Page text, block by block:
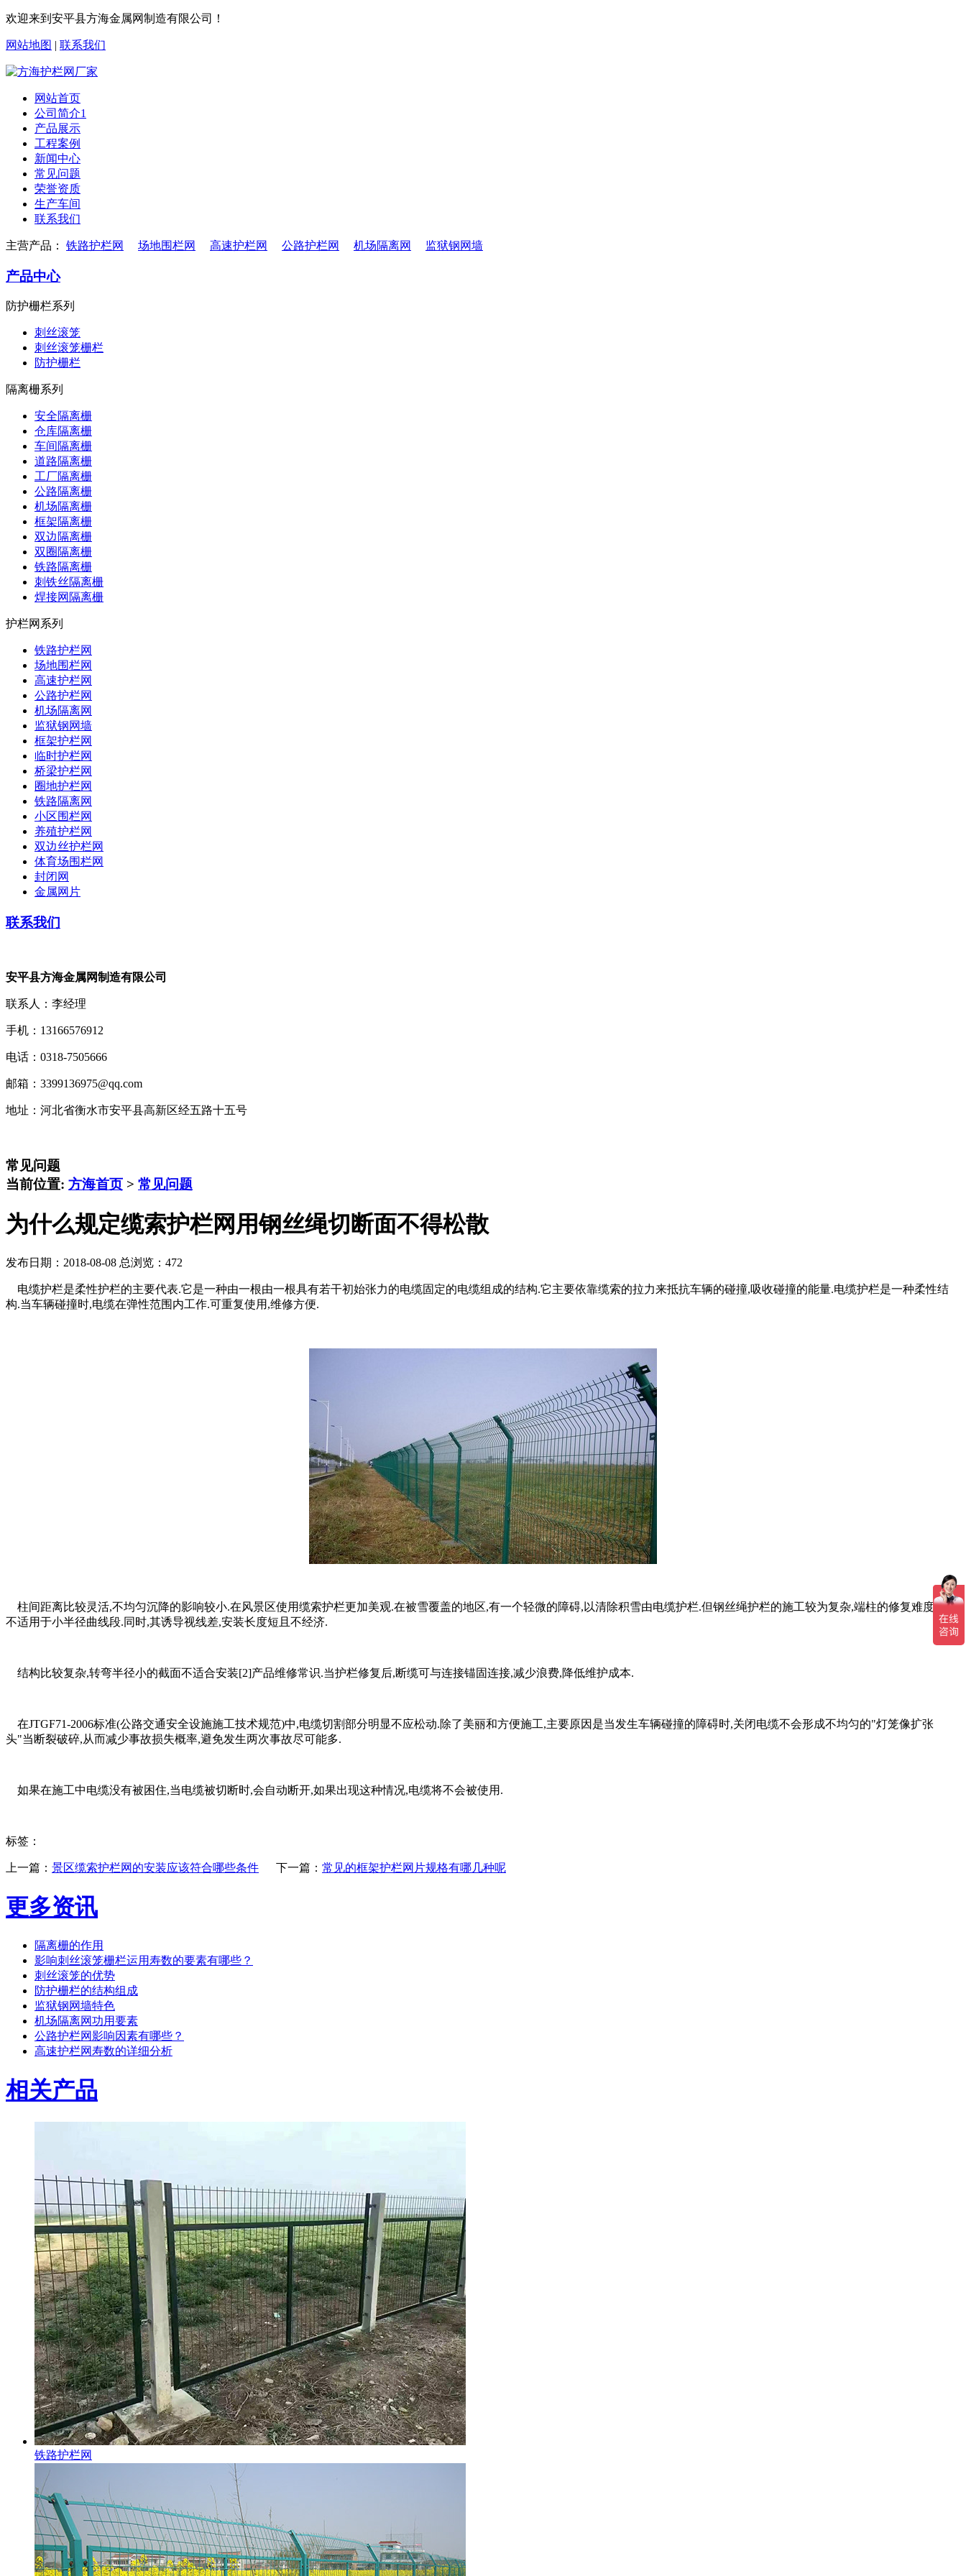
欢迎来到安平县方海金属网制造有限公司！
网站地图 | 联系我们
网站首页
公司简介1
产品展示
工程案例
新闻中心
常见问题
荣誉资质
生产车间
联系我们
主营产品： 铁路护栏网 场地围栏网 高速护栏网 公路护栏网 机场隔离网 监狱钢网墙
产品中心
防护栅栏系列
刺丝滚笼
刺丝滚笼栅栏
防护栅栏
隔离栅系列
安全隔离栅
仓库隔离栅
车间隔离栅
道路隔离栅
工厂隔离栅
公路隔离栅
机场隔离栅
框架隔离栅
双边隔离栅
双圈隔离栅
铁路隔离栅
刺铁丝隔离栅
焊接网隔离栅
护栏网系列
铁路护栏网
场地围栏网
高速护栏网
公路护栏网
机场隔离网
监狱钢网墙
框架护栏网
临时护栏网
桥梁护栏网
圈地护栏网
铁路隔离网
小区围栏网
养殖护栏网
双边丝护栏网
体育场围栏网
封闭网
金属网片
联系我们
安平县方海金属网制造有限公司
联系人：李经理
手机：13166576912
电话：0318-7505666
邮箱：3399136975@qq.com
地址：河北省衡水市安平县高新区经五路十五号
常见问题
当前位置: 方海首页 > 常见问题
为什么规定缆索护栏网用钢丝绳切断面不得松散
发布日期：2018-08-08 总浏览： 472
电缆护栏是柔性护栏的主要代表.它是一种由一根由一根具有若干初始张力的电缆固定的电缆组成的结构.它主要依靠缆索的拉力来抵抗车辆的碰撞,吸收碰撞的能量.电缆护栏是一种柔性结
构.当车辆碰撞时,电缆在弹性范围内工作.可重复使用,维修方便.
柱间距离比较灵活,不均匀沉降的影响较小.在风景区使用缆索护栏更加美观.在被雪覆盖的地区,有一个轻微的障碍,以清除积雪由电缆护栏.但钢丝绳护栏的施工较为复杂,端柱的修复难度较大.
不适用于小半径曲线段.同时,其诱导视线差,安装长度短且不经济.
结构比较复杂,转弯半径小的截面不适合安装[2]产品维修常识.当护栏修复后,断缆可与连接锚固连接,减少浪费,降低维护成本.
在JTGF71-2006标准(公路交通安全设施施工技术规范)中,电缆切割部分明显不应松动.除了美丽和方便施工,主要原因是当发生车辆碰撞的障碍时,关闭电缆不会形成不均匀的"灯笼像扩张
头"当断裂破碎,从而减少事故损失概率,避免发生两次事故尽可能多.
如果在施工中电缆没有被困住,当电缆被切断时,会自动断开,如果出现这种情况,电缆将不会被使用.
标签：
上一篇： 景区缆索护栏网的安装应该符合哪些条件 下一篇： 常见的框架护栏网片规格有哪几种呢
更多资讯
隔离栅的作用
影响刺丝滚笼栅栏运用寿数的要素有哪些？
刺丝滚笼的优势
防护栅栏的结构组成
监狱钢网墙特色
机场隔离网功用要素
公路护栏网影响因素有哪些？
高速护栏网寿数的详细分析
相关产品
铁路护栏网